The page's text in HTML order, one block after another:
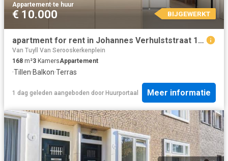
Appartement·te huur
€ 10.000 BIJGEWERKT
apartment for rent in Johannes Verhulststraat 159 E 1075GW Amsterdam Valeriusbuurt Oost Amsterdam
Van Tuyll Van Serooskerkenplein
168 m²3 KamersAppartement
·Tillen·Balkon·Terras
1 dag geleden aangeboden door Huurportaal Meer informatie